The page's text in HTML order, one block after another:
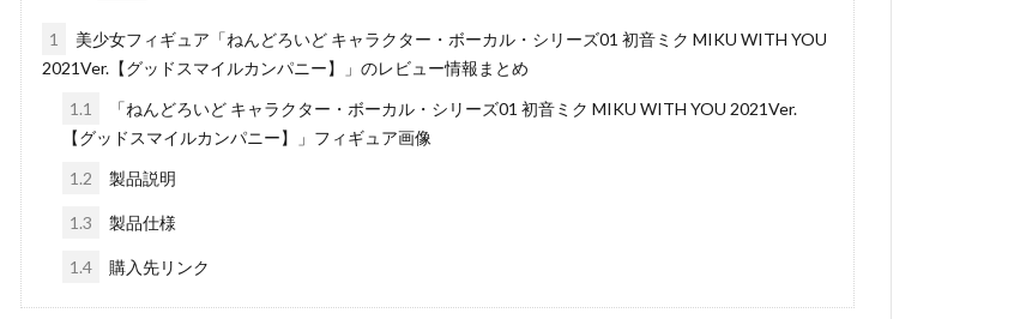
1
美少女フィギュア「ねんどろいど キャラクター・ボーカル・シリーズ01 初音ミク MIKU WITH YOU
2021Ver.【グッドスマイルカンパニー】」のレビュー情報まとめ
1.1
「ねんどろいど キャラクター・ボーカル・シリーズ01 初音ミク MIKU WITH YOU 2021Ver.
【グッドスマイルカンパニー】」フィギュア画像
1.2
製品説明
1.3 製品仕様
1.4 購入先リンク